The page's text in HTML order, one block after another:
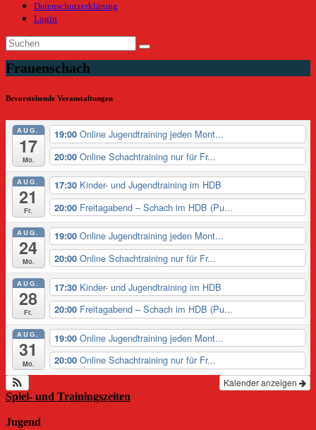
Datenschutzerklärung
Login
Frauenschach
Bevorstehende Veranstaltungen
AUG.
17
Mo.
19:00 Online Jugendtraining jeden Mont...
20:00 Online Schachtraining nur für Fr...
AUG.
21
Fr.
17:30 Kinder- und Jugendtraining im HDB
20:00 Freitagabend – Schach im HDB (Pu...
AUG.
24
Mo.
19:00 Online Jugendtraining jeden Mont...
20:00 Online Schachtraining nur für Fr...
AUG.
28
Fr.
17:30 Kinder- und Jugendtraining im HDB
20:00 Freitagabend – Schach im HDB (Pu...
AUG.
31
Mo.
19:00 Online Jugendtraining jeden Mont...
20:00 Online Schachtraining nur für Fr...
Kalender anzeigen
Spiel- und Trainingszeiten
Jugend